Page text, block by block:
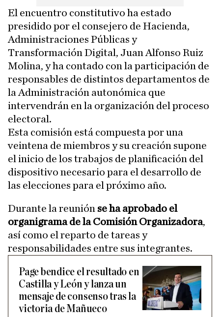
El encuentro constitutivo ha estado
presidido por el consejero de Hacienda,
Administraciones Públicas y
Transformación Digital, Juan Alfonso Ruiz
Molina, y ha contado con la participación de
responsables de distintos departamentos de
la Administración autonómica que
intervendrán en la organización del proceso
electoral.
Esta comisión está compuesta por una
veintena de miembros y su creación supone
el inicio de los trabajos de planificación del
dispositivo necesario para el desarrollo de
las elecciones para el próximo año.
Durante la reunión se ha aprobado el
organigrama de la Comisión Organizadora,
así como el reparto de tareas y
responsabilidades entre sus integrantes.
Page bendice el resultado en
Castilla y León y lanza un
mensaje de consenso tras la
victoria de Mañueco